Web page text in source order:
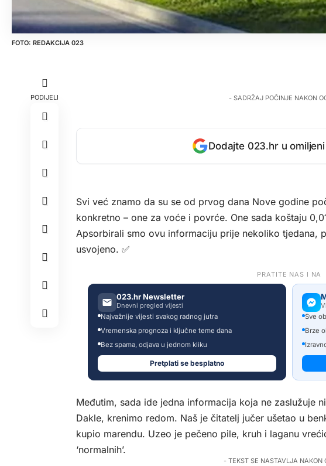
REDAKCIJA 023
PODIJELI - SADRŽAJ POČINJE NAKON
Dodajte 023.hr u
Svi već znamo da su se od prvog dana Nove godine
konkretno – one za voće i povrće. One sada koštaju
Apsorbirali smo ovu informaciju prije nekoliko tjedana,
usvojeno. ✅
PRATITE NAS I NA
023.hr Newsletter
Dnevni pregled vijesti
Najvažnije vijesti svakog radnog jutra
Vremenska prognoza i ključne teme dana
Bez spama, odjava u jednom kliku
Pretplati se besplatno
Sve
Brze
Međutim, sada ide jedna informacija koja ne zaslužuje
Dakle, krenimo redom. Naš je čitatelj jučer ušetao u
kupio marendu. Uzeo je pečeno pile, kruh i laganu
‘normalnih’.
- TEKST SE NASTAVLJA NAKON